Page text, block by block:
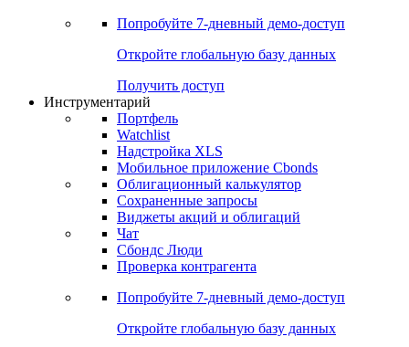
Прогнозы
Консенсусы
Попробуйте7-дневный
Откройте глобальную базу данных
Получить доступ
Инструментарий
Портфель
Watchlist
Надстройка XLS
Мобильное приложение Cbonds
Облигационный калькулятор
Сохраненные запросы
Чат
Проверка контрагента